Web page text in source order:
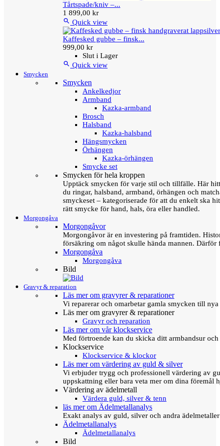
Tårtspade/kniv –...
1 899,00 kr
 Quick view
Kaffesked gubbe – finsk...
999,00 kr
Slut i Lager
 Quick view
Smycken
Smycken
Ankelkedjor
Armband
Kazka-armband
Brosch
Halsband
Kazka-halsband
Hängsmycken
Örhängen
Kazka-örhängen
Smycke set
Smycken för hela kroppen
Upptäck smycken för varje stil och tillfälle. Här
du ringar, halsband, armband, örhängen och
smyckeset – kategoriserade för att du enkelt ska
rätt smycke för hand, hals, öra eller handled.
Morgongåva
Morgongåvor
Morgongåvor är en investering på framtiden.
försäkring om något skulle hända mannen.
Morgongåva
Morgongåva
Bild
Gravyr & reparation
Läs mer om gravyrer & reparationer
Vi reparerar och omarbetar gamla smycken till
Läs mer om gravyrer & reparationer
Gravyr och reparation
Läs mer om vår klockservice
Med förtroende kan du skicka ditt armbandsur
Klockservice
Klockservice & klockor
Läs mer om värdering av guld & silver
Vi erbjuder trygg och professionell värdering av
uppskattning eller bara veta mer om dina föremål
Värdering av ädelmetall
Värdera guld, silver & tenn
läs mer om Ädelmetallanalys
Exakt analys av guld, silver och andra
Ädelmetallanalys
Ädelmetallanalys
Bild